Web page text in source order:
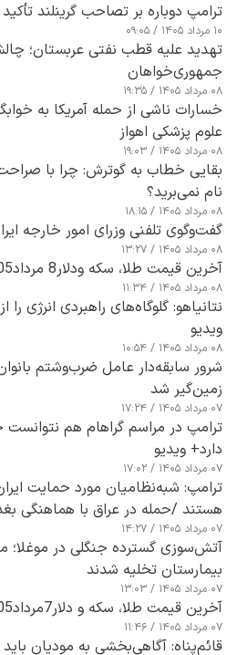
ترامپ دوباره بر تصاحب گرینلند
۱۰ مرداد ۱۴۰۵ / ۰۹:۰۵
تهدید علیه قطب نفتی عربستان؛
جمهوری‌خواهان
۰۸ مرداد ۱۴۰۵ / ۱۹:۳۵
خسارات ناشی از حمله آمریکا به
علوم پزشکی اهواز
۰۸ مرداد ۱۴۰۵ / ۱۹:۰۳
بقایی خطاب به گوترش: چرا با صراحت
نام نمی‌برید؟
۰۸ مرداد ۱۴۰۵ / ۱۸:۱۵
گفت‌وگوی تلفنی وزرای امور خارجه
۰۸ مرداد ۱۴۰۵ / ۱۳:۲۷
آخرین قیمت طلا، سکه ودلار8 مرداد1405
۰۸ مرداد ۱۴۰۵ / ۱۱:۳۴
نتانیاهو: گلوگاه‌های راهبردی انرژی
ویدیو
۰۸ مرداد ۱۴۰۵ / ۱۰:۵۴
شرور سابقه‌دار عامل ضرب‌وشتم
زمین‌گیر شد
۰۷ مرداد ۱۴۰۵ / ۱۷:۲۴
ترامپ در مراسم گراهام هم نتوانست
دارد+ ویدیو
۰۷ مرداد ۱۴۰۵ / ۱۷:۰۲
ترامپ: شبه‌نظامیان مورد حمایت
هستند /حمله در عراق با هماهنگی
۰۷ مرداد ۱۴۰۵ / ۱۴:۲۷
آتش‌سوزی گسترده جنگلی در موغلا؛
بیمارستان تخلیه شدند
۰۷ مرداد ۱۴۰۵ / ۱۳:۰۳
آخرین قیمت طلا، سکه و دلار7مرداد1405
۰۷ مرداد ۱۴۰۵ / ۱۱:۴۶
قائم‌پناه: آگاهی‌بخشی به مودیان